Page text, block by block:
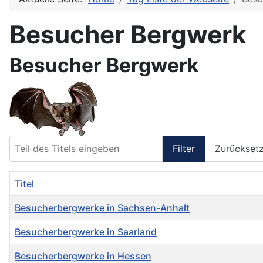
Besucher Bergwerk
Besucher Bergwerk
Filter
Titel
Besucherbergwerke in Sachsen-Anhalt
Besucherbergwerke in Saarland
Besucherbergwerke in Hessen